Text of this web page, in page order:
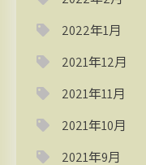
2022年1月
2021年12月
2021年11月
2021年10月
2021年9月